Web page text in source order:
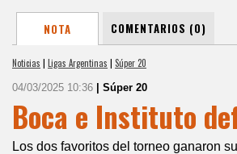
NOTA COMENTARIOS (0)
Noticias | Ligas Argentinas | Súper 20
04/03/2025 10:36 | Súper 20
Boca e Instituto
Los dos favoritos del torneo ganaron